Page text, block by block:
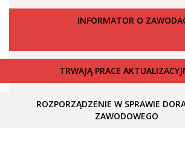
INFORMATOR O
TRWAJĄ PRACE
ROZPORZĄDZENIE W SPRAWIE
ZAWODOWEGO